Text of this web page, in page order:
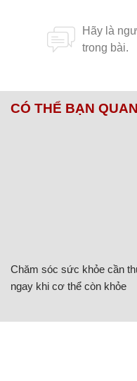
CÓ THỂ BẠN
Chăm sóc sức khỏe cần
ngay khi cơ thể còn khỏe